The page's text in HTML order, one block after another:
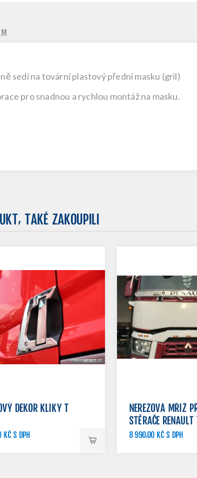
sedí na tovární plastový přední masku (gril)
pro snadnou a rychlou montáž na masku.
TAKÉ ZAKOUPILI
DEKOR KLIKY T
S DPH
NEREZOVÁ MŘÍŽ
STĚRAČE RENAULT T
8 990,00 KČ S DPH